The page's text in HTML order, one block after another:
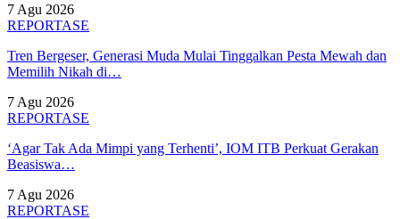
7 Agu 2026
REPORTASE
Tren Bergeser, Generasi Muda Mulai Tinggalkan Pesta Mewah dan
Memilih Nikah di…
7 Agu 2026
REPORTASE
‘Agar Tak Ada Mimpi yang Terhenti’, IOM ITB Perkuat Gerakan
Beasiswa…
7 Agu 2026
REPORTASE